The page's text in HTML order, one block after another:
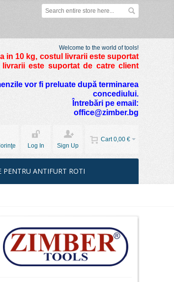
Welcome to the world of tools!
in 10 kg, costul livrarii este suportat
este suportat de catre client
vor fi preluate după terminarea
concediului.
Întrebări pe email:
office@zimber.bg
Cart 0,00 €
Log In Sign Up
PENTRU ANTIFURT ROTI